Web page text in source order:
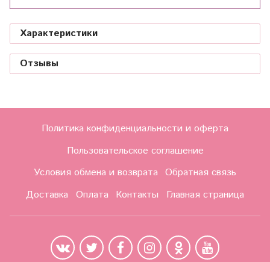
Характеристики
Отзывы
Политика конфиденциальности и оферта
Пользовательское соглашение
Условия обмена и возврата Обратная связь
Доставка
Оплата Контакты Главная страница